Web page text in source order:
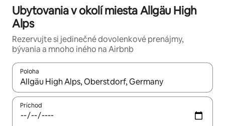
Ubytovania v okolí miesta Allgäu High
Alps
Rezervujte si jedinečné dovolenkové prenájmy,
bývania a mnoho iného na Airbnb
Poloha
Keď budú výsledky k dispozícii, môžete si ich prechádzať
Príchod